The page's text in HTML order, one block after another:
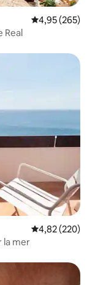
Évaluation
4,95 (265)
Real
Évaluation
4,82 (220)
la mer